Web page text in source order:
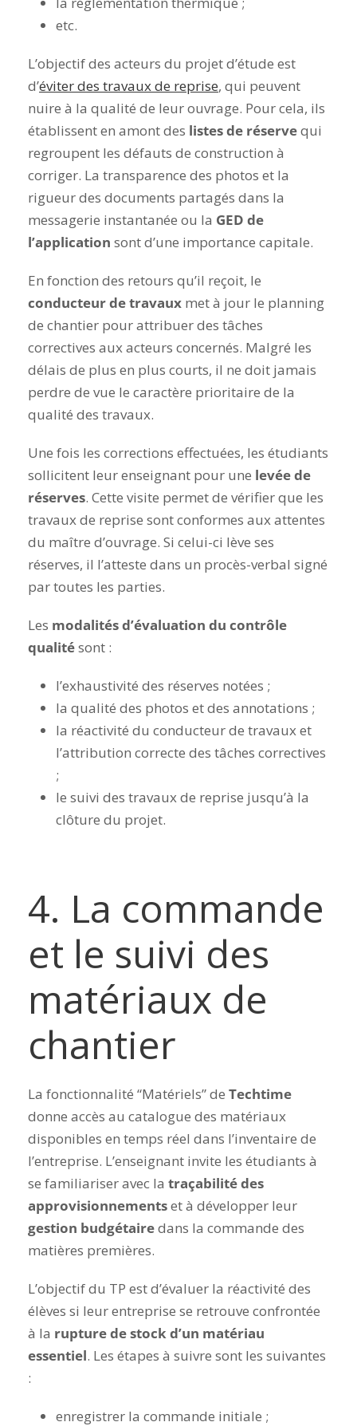
etc.
L’objectif des acteurs du projet d’étude est
d’éviter des travaux de reprise, qui peuvent
nuire à la qualité de leur ouvrage. Pour cela, ils
établissent en amont des listes de réservequi
regroupent les défauts de construction à
corriger. La transparence des photos et la
rigueur des documents partagés dans la
messagerie instantanée ou la GED de
l’application sont d’une importance capitale.
En fonction des retours qu’il reçoit, le
conducteur de travaux met à jour le planning
de chantier pour attribuer des tâches
correctives aux acteurs concernés. Malgré les
délais de plus en plus courts, il ne doit jamais
perdre de vue le caractère prioritaire de la
qualité des travaux.
Une fois les corrections effectuées, les étudiants
sollicitent leur enseignant pour une levée de
réserves. Cette visite permet de vérifier que les
travaux de reprise sont conformes aux attentes
du maître d’ouvrage. Si celui-ci lève ses
réserves, il l’atteste dans un procès-verbal signé
par toutes les parties.
Les modalités d’évaluation du contrôle
qualitésont :
l’exhaustivité des réserves notées ;
la qualité des photos et des annotations ;
la réactivité du conducteur de travaux et
l’attribution correcte des tâches correctives
;
le suivi des travaux de reprise jusqu’à la
clôture du projet.
4. La commande
et le suivi des
matériaux de
chantier
La fonctionnalité “Matériels” de Techtime
donne accès au catalogue des matériaux
disponibles en temps réel dans l’inventaire de
l’entreprise. L’enseignant invite les étudiants à
se familiariser avec la traçabilité des
approvisionnementset à développer leur
gestion budgétairedans la commande des
matières premières.
L’objectif du TP est d’évaluer la réactivité des
élèves si leur entreprise se retrouve confrontée
à la rupture de stock d’un matériau
essentiel. Les étapes à suivre sont les suivantes
:
enregistrer la commande initiale ;